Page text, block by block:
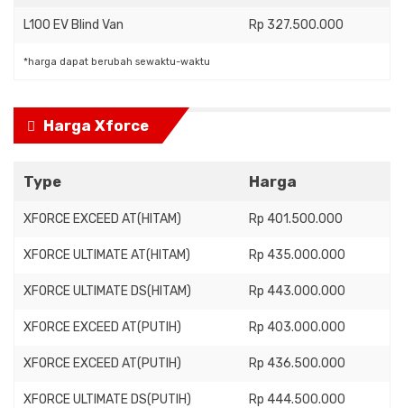
L100 EV Blind Van Rp 327.500.000
*harga dapat berubah sewaktu-waktu
Harga Xforce
Type Harga
XFORCE EXCEED AT(HITAM) Rp 401.500.000
XFORCE ULTIMATE AT(HITAM) Rp 435.000.000
XFORCE ULTIMATE DS(HITAM) Rp 443.000.000
XFORCE EXCEED AT(PUTIH) Rp 403.000.000
XFORCE EXCEED AT(PUTIH) Rp 436.500.000
XFORCE ULTIMATE DS(PUTIH) Rp 444.500.000